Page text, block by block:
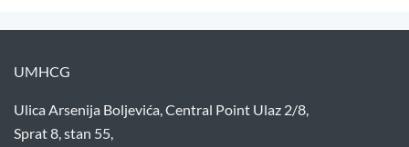
UMHCG
Ulica Arsenija Boljevića, Central Point Ulaz 2/8,
Sprat 8, stan 55,